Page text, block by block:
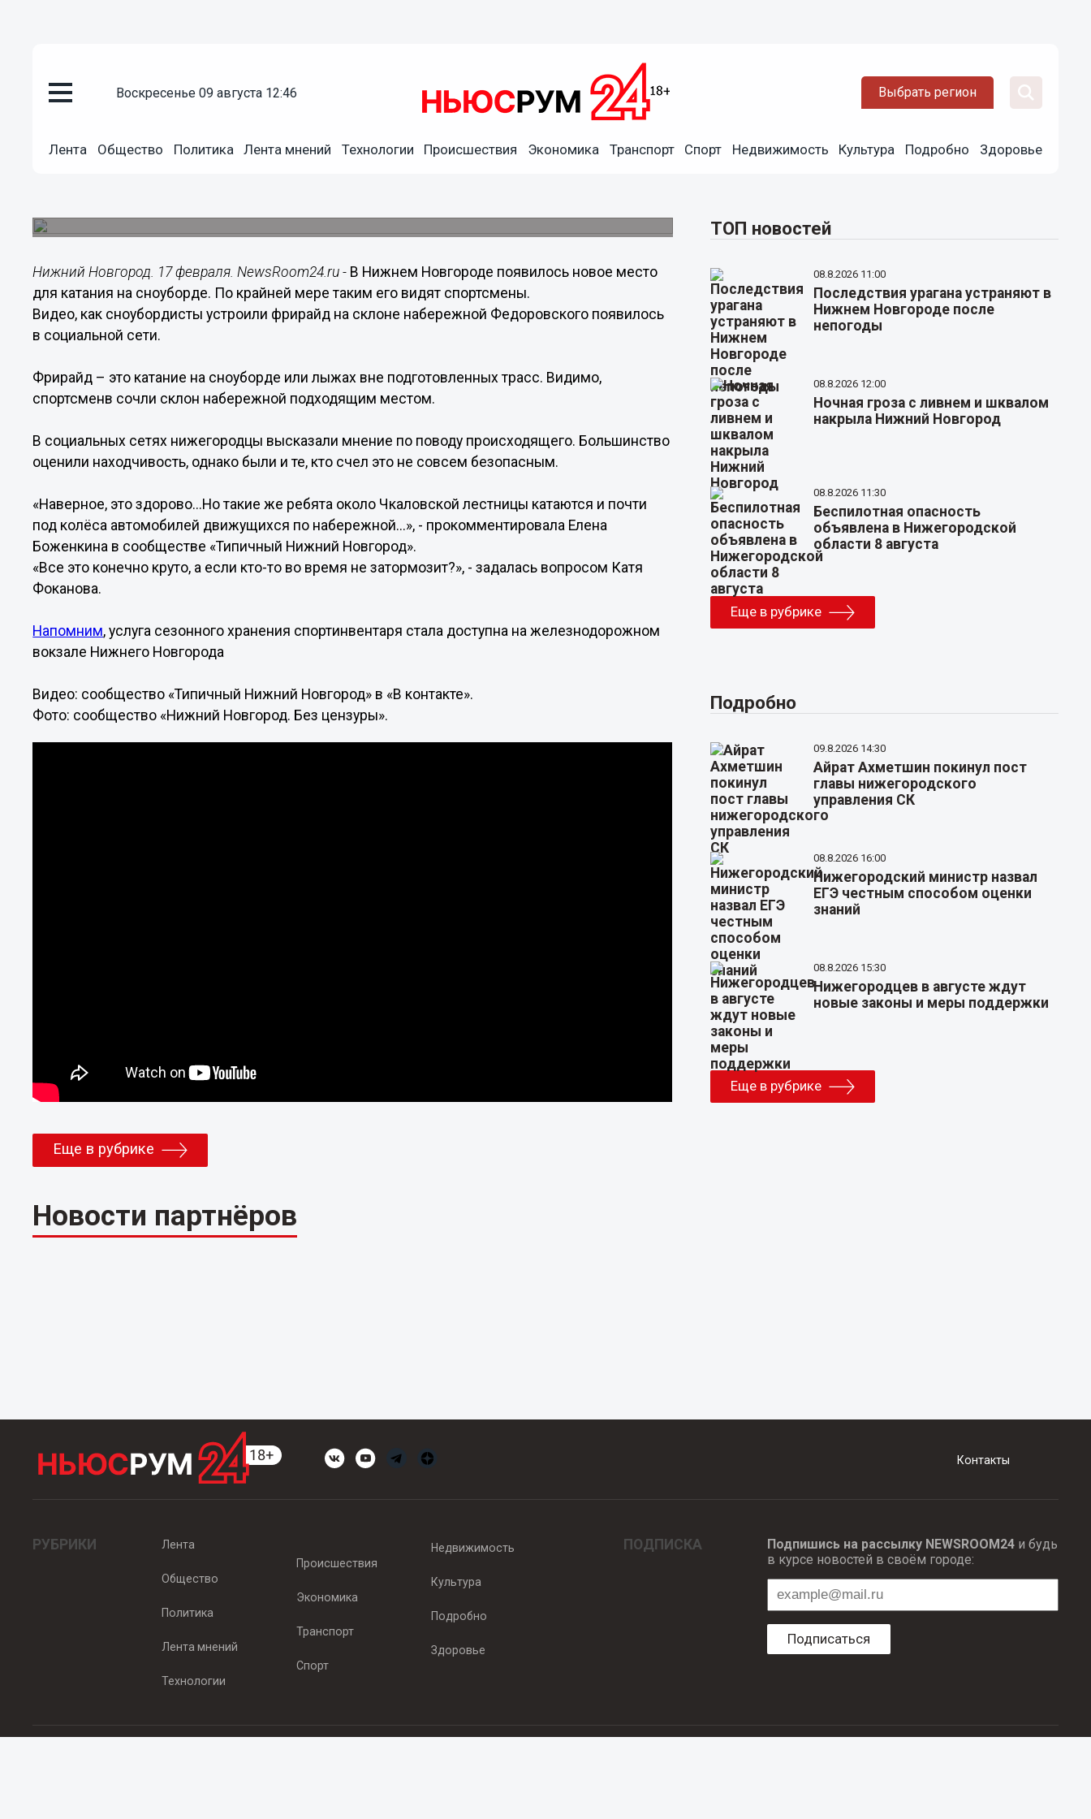
воскресенье 09 августа 12:46 Выбрать регион
Лента Общество Политика Лента мнений Технологии Происшествия Экономика Транспорт Спорт Недвижимость Культура Подробно Здоровье
Сноубордисты устроили фрирайд на склоне набережной
Нижний Новгород. 17 февраля. NewsRoom24.ru - В Нижнем Новгороде появилось новое место
для катания на сноуборде. По крайней мере таким его видят спортсмены.
Видео, как сноубордисты устроили фрирайд на склоне набережной Федоровского появилось
в социальной сети.
Фрирайд – это катание на сноуборде или лыжах вне подготовленных трасс. Видимо,
спортсменв сочли склон набережной подходящим местом.
В социальных сетях нижегородцы высказали мнение по поводу происходящего. Большинство
оценили находчивость, однако были и те, кто счел это не совсем безопасным.
«Наверное, это здорово...Но такие же ребята около Чкаловской лестницы катаются и почти
под колёса автомобилей движущихся по набережной...», - прокомментировала Елена
Боженкина в сообществе «Типичный Нижний Новгород».
«Все это конечно круто, а если кто-то во время не затормозит?», - задалась вопросом Катя
Фоканова.
Напомним, услуга сезонного хранения спортинвентаря стала доступна на железнодорожном
вокзале Нижнего Новгорода
Видео: сообщество «Типичный Нижний Новгород» в «В контакте».
Фото: сообщество «Нижний Новгород. Без цензуры».
Еще в рубрике
Новости партнёров
ТОП новостей
08.8.2026 11:00
Последствия урагана устраняют в
Нижнем Новгороде после
непогоды
08.8.2026 12:00
Ночная гроза с ливнем и шквалом
накрыла Нижний Новгород
08.8.2026 11:30
Беспилотная опасность
объявлена в Нижегородской
области 8 августа
Еще в рубрике
Подробно
09.8.2026 14:30
Айрат Ахметшин покинул пост
главы нижегородского
управления СК
08.8.2026 16:00
Нижегородский министр назвал
ЕГЭ честным способом оценки
знаний
08.8.2026 15:30
Нижегородцев в августе ждут
новые законы и меры поддержки
Еще в рубрике
Контакты
РУБРИКИ Лента
Общество
Политика
Лента мнений
Технологии
Происшествия
Экономика
Транспорт
Спорт
Недвижимость
Культура
Подробно
Здоровье
ПОДПИСКА Подпишись на рассылку NEWSROOM24и будь
в курсе новостей в своём городе:
Подписаться